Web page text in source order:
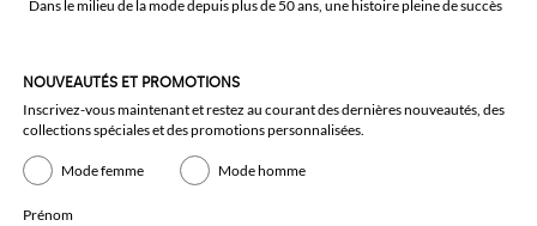
Dans le milieu de la mode depuis plus de 50 ans, une histoire pleine de succès
NOUVEAUTÉS ET PROMOTIONS
Inscrivez-vous maintenant et restez au courant des dernières nouveautés, des
collections spéciales et des promotions personnalisées.
Mode femme Mode homme
Prénom